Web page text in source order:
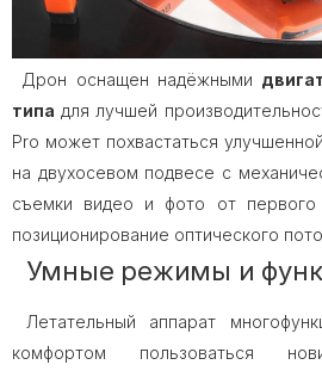
Дрон оснащен надёжными
типа для лучшей
Pro может похвастаться
на двухосевом подвесе с
съемки видео и фото от первого
позиционирование оптического
Умные режимы и
Летательный аппарат
комфортом пользоваться